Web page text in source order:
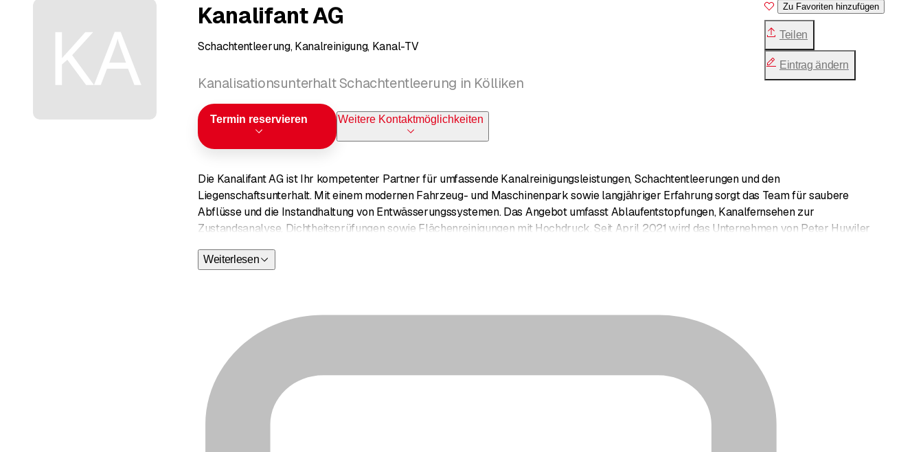
Kanalifant AG
Schachtentleerung, Kanalreinigung, Kanal-TV
Kanalisationsunterhalt Schachtentleerung in Kölliken
Termin reservieren Weitere Kontaktmöglichkeiten
Zu Favoriten hinzufügen
Teilen
Eintrag ändern
Die Kanalifant AG ist Ihr kompetenter Partner für umfassende Kanalreinigungsleistungen, Schachtentleerungen und den
Liegenschaftsunterhalt. Mit einem modernen Fahrzeug- und Maschinenpark sowie langjähriger Erfahrung sorgt das Team für saubere
Abflüsse und die Instandhaltung von Entwässerungssystemen. Das Angebot umfasst Ablaufentstopfungen, Kanalfernsehen zur
Zustandsanalyse, Dichtheitsprüfungen sowie Flächenreinigungen mit Hochdruck. Seit April 2021 wird das Unternehmen von Peter Huwiler
Weiterlesen